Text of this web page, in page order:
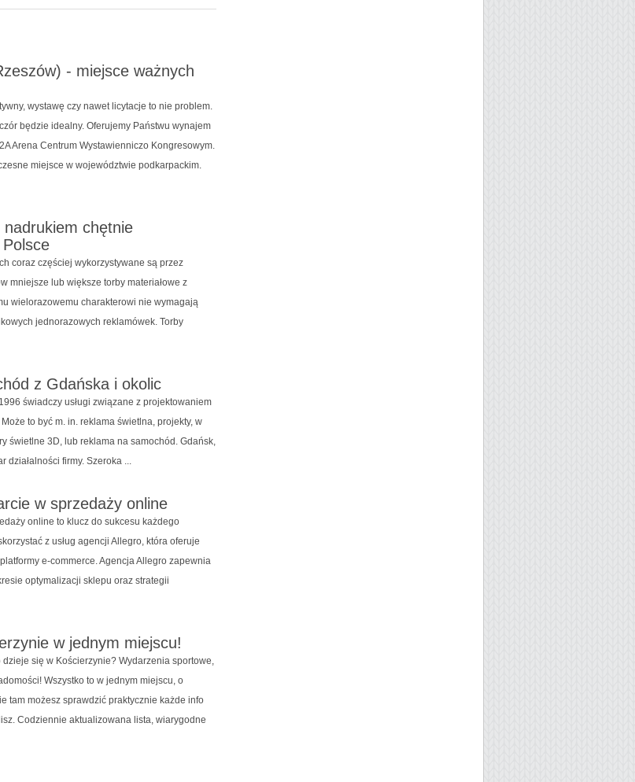
- miejsce ważnych
wystawę czy nawet licytacje to nie problem.
będzie idealny. Oferujemy Państwu wynajem
Arena Centrum Wystawienniczo Kongresowym.
miejsce w województwie podkarpackim.
chętnie
coraz częściej wykorzystywane są przez
mniejsze lub większe torby materiałowe z
wielorazowemu charakterowi nie wymagają
jednorazowych reklamówek. Torby
z Gdańska i okolic
świadczy usługi związane z projektowaniem
to być m. in. reklama świetlna, projekty, w
świetlne 3D, lub reklama na samochód. Gdańsk,
działalności firmy. Szeroka ...
w sprzedaży online
online to klucz do sukcesu każdego
z usług agencji Allegro, która oferuje
e-commerce. Agencja Allegro zapewnia
optymalizacji sklepu oraz strategii
w jednym miejscu!
się w Kościerzynie? Wydarzenia sportowe,
Wszystko to w jednym miejscu, o
tam możesz sprawdzić praktycznie każde info
Codziennie aktualizowana lista, wiarygodne